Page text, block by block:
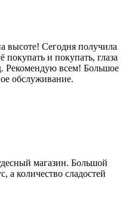
высоте! Сегодня получила
покупать и покупать, глаза
Рекомендую всем! Большое
обслуживание.
магазин. Большой
а количество сладостей